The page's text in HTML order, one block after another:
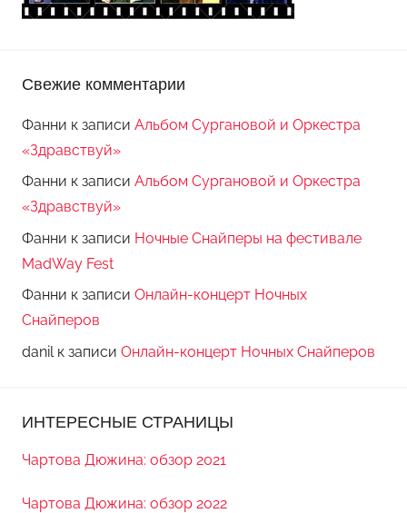
Свежие комментарии
Фанни к записи Альбом Сургановой и Оркестра
«Здравствуй»
Фанни к записи Альбом Сургановой и Оркестра
«Здравствуй»
Фанни к записи Ночные Снайперы на фестивале
MadWay Fest
Фанни к записи Онлайн-концерт Ночных
Снайперов
danil к записи Онлайн-концерт Ночных Снайперов
ИНТЕРЕСНЫЕ СТРАНИЦЫ
Чартова Дюжина: обзор 2021
Чартова Дюжина: обзор 2022